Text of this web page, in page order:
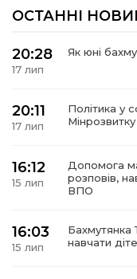
новини
ОСТАННІ
20:28
17 лип
Як юні
20:11
17 лип
Політика у
Мінрозвитку
16:12
15 лип
Допомога
розповів,
ВПО
16:03
15 лип
Бахмутянка
навчати